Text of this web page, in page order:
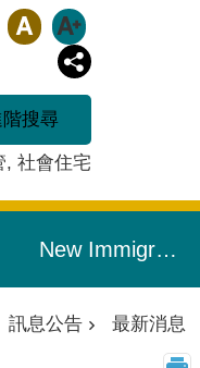
搜尋
社會住宅
New Immigrants Resource Portal/新住民友善專區
訊息公告 最新消息